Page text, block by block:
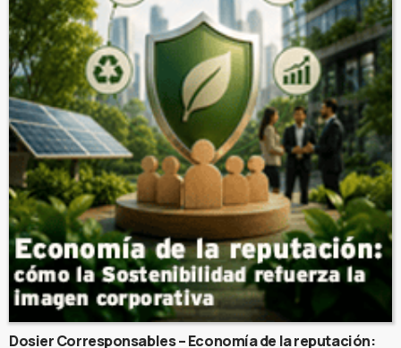
Dosier Corresponsables – Economía de la reputación: